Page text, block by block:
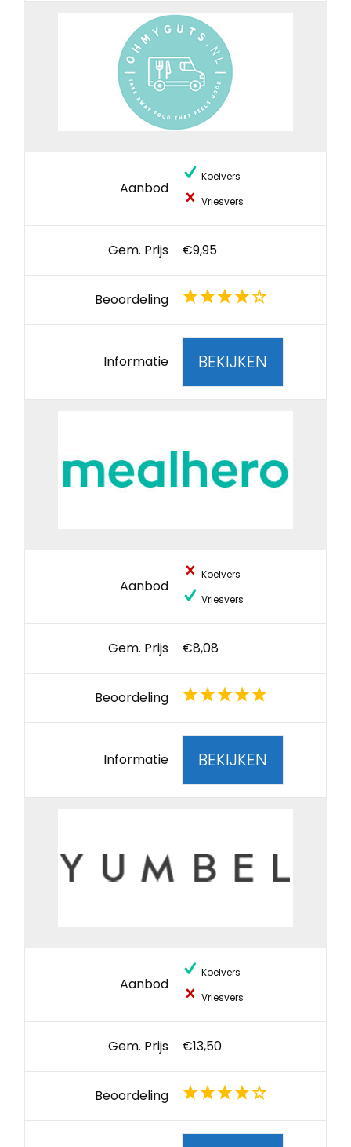
Aanbod
Koelvers
Vriesvers
Gem. Prijs €9,95
Beoordeling
Informatie BEKIJKEN
Aanbod
Koelvers
Vriesvers
Gem. Prijs €8,08
Beoordeling
Informatie BEKIJKEN
Aanbod
Koelvers
Vriesvers
Gem. Prijs €13,50
Beoordeling